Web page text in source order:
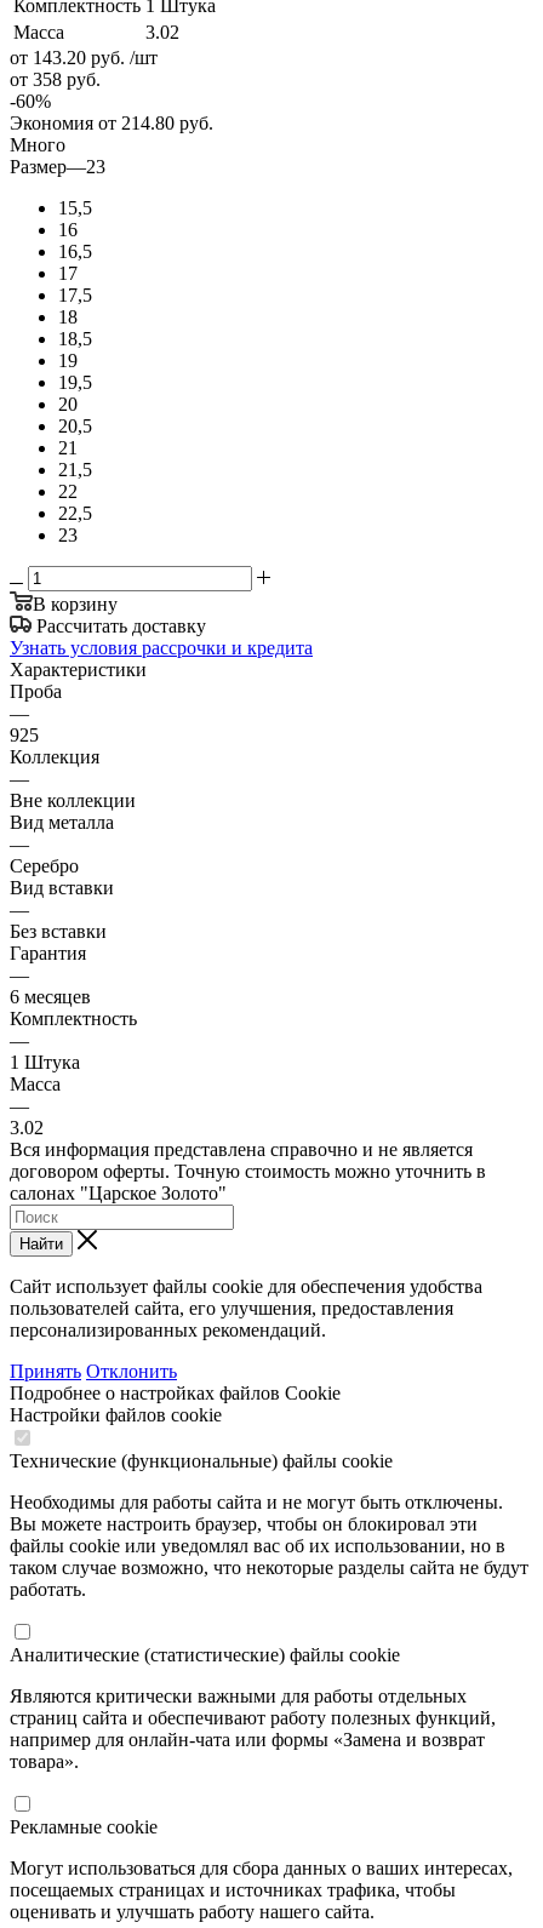
Комплектность 1 Штука
Масса
3.02
от 143.20 руб. /шт
от 358 руб.
-60%
Экономия от 214.80 руб.
Много
Размер—23
15,5
16
16,5
17
17,5
18
18,5
19
19,5
20
20,5
21
21,5
22
22,5
23
В корзину
Рассчитать доставку
Узнать условия рассрочки и кредита
Характеристики
Проба
—
925
Коллекция
—
Вне коллекции
Вид металла
—
Серебро
Вид вставки
—
Без вставки
Гарантия
—
6 месяцев
Комплектность
—
1 Штука
Масса
—
3.02
Вся информация представлена справочно и не является
договором оферты. Точную стоимость можно уточнить в
салонах "Царское Золото"
Найти
Сайт использует файлы cookie для обеспечения удобства
пользователей сайта, его улучшения, предоставления
персонализированных рекомендаций.
Принять Отклонить
Подробнее о настройках файлов Cookie
Настройки файлов cookie
Технические (функциональные) файлы cookie
Необходимы для работы сайта и не могут быть отключены.
Вы можете настроить браузер, чтобы он блокировал эти
файлы cookie или уведомлял вас об их использовании, но в
таком случае возможно, что некоторые разделы сайта не будут
работать.
Аналитические (статистические) файлы cookie
Являются критически важными для работы отдельных
страниц сайта и обеспечивают работу полезных функций,
например для онлайн-чата или формы «Замена и возврат
товара».
Рекламные cookie
Могут использоваться для сбора данных о ваших интересах,
посещаемых страницах и источниках трафика, чтобы
оценивать и улучшать работу нашего сайта.